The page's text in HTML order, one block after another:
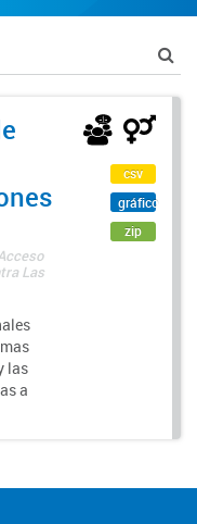
Las
las
a
csv
gráfico
zip